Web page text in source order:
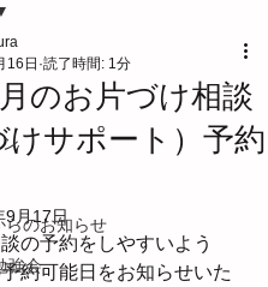
らのお知らせ
強会
のお片づけ相談
けサポート）予約
16日 読了時間: 1分
9月17日
の予約をしやすいよう
約可能日をお知らせいた